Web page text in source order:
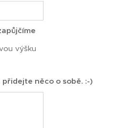
výšku
něco o sobě. :-)